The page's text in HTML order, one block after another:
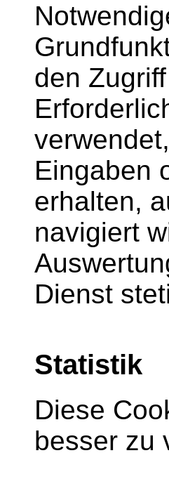
den
Eingaben
erhalten,
navigiert
Dienst
Statistik
Diese
besser zu